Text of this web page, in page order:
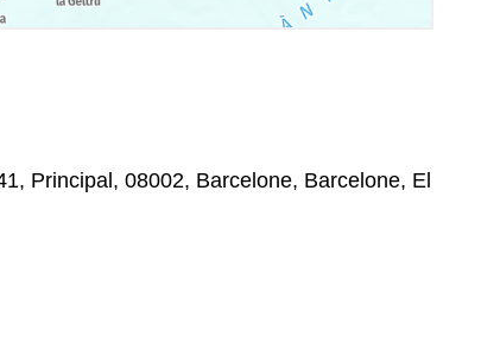
Principal, 08002, Barcelone, Barcelone, El